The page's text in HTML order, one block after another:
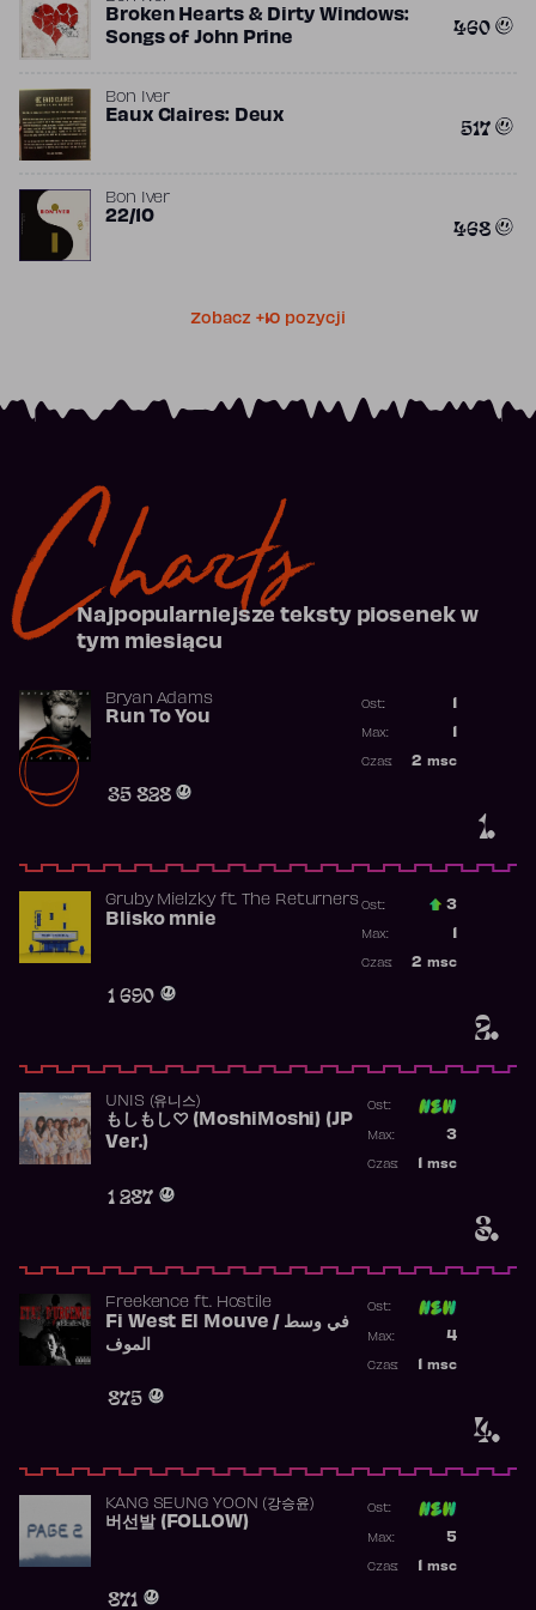
Broken Hearts & Dirty Windows:
Songs of John Prine
460
Bon Iver
Eaux Claires: Deux 517
Bon Iver
22/10 468
Zobacz +10 pozycji
Charts
Najpopularniejsze teksty piosenek w
tym miesiącu
1.
Bryan Adams
Run To You
35 828
Ost.:
Max:
2 msc
Czas:
2.
Gruby Mielzkyft. The Returners
Blisko mnie
1 690
Ost.: 3
Max:
2 msc
Czas:
3.
UNIS (유니스)
もしもし♡ (MoshiMoshi) (JP
Ver.)
1 287
Ost:
3
Max:
msc
Czas:
4.
Freekence ft. Hostile
Fi West El Mouve / في وسط
الموف
875
Ost:
4
Max:
msc
Czas:
KANG SEUNG YOON (강승윤)
버선발 (FOLLOW)
871
Ost:
5
Max:
msc
Czas: